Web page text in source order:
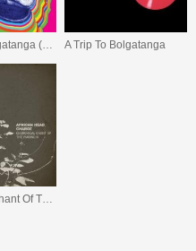
A Trip To Bolgatanga (数量限定スペシャル・プライス盤) A Trip To Bolgatanga
Churchical Chant Of The Iyabinghi